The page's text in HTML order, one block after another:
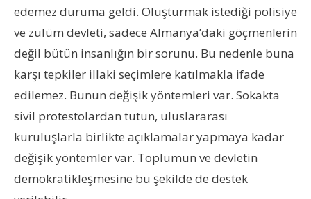
edemez duruma geldi. Oluşturmak istediği polisiye
ve zulüm devleti, sadece Almanya’daki göçmenlerin
değil bütün insanlığın bir sorunu. Bu nedenle buna
karşı tepkiler illaki seçimlere katılmakla ifade
edilemez. Bunun değişik yöntemleri var. Sokakta
sivil protestolardan tutun, uluslararası
kuruluşlarla birlikte açıklamalar yapmaya kadar
değişik yöntemler var. Toplumun ve devletin
demokratikleşmesine bu şekilde de destek